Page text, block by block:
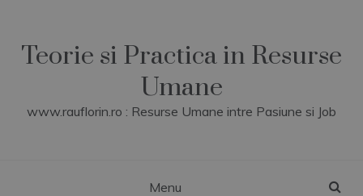
contentTeorie si Practica in Resurse
Umane
www.rauflorin.ro : Resurse Umane intre Pasiune si Job
Menu